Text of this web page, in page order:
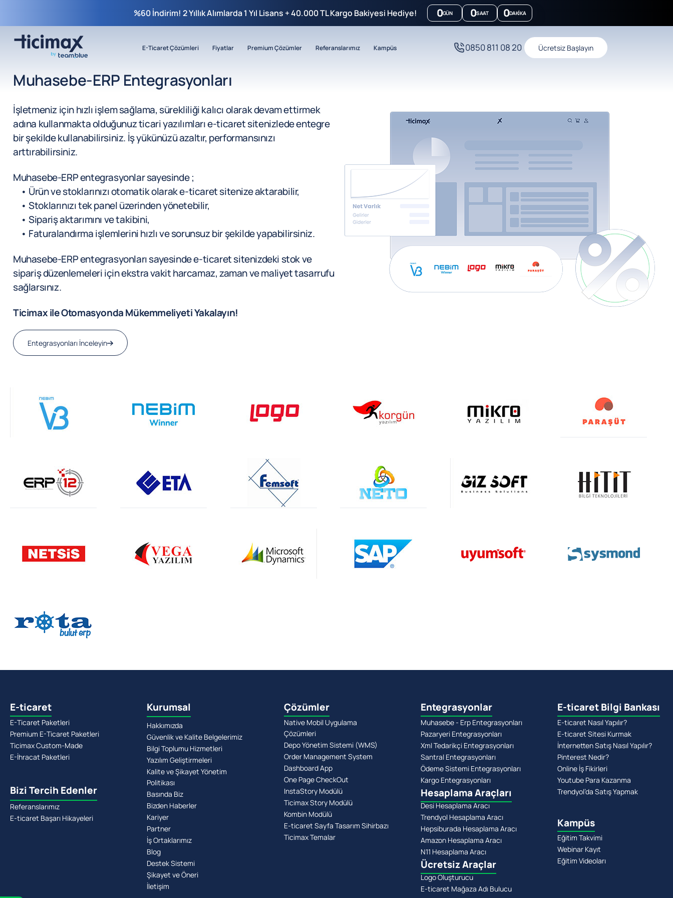
%60 İndirim! 2 Yıllık Alımlarda 1 Yıl Lisans + 40.000 TL Kargo Bakiyesi Hediye! 0GÜN 0SAAT 0DAKIKA
E-Ticaret Çözümleri Fiyatlar Premium Çözümler Referanslarımız Kampüs 0850 811 08 20 Ücretsiz Başlayın
Muhasebe-ERP Entegrasyonları
İşletmeniz için hızlı işlem sağlama, sürekliliği kalıcı olarak devam ettirmek
adına kullanmakta olduğunuz ticari yazılımları e-ticaret sitenizlede entegre
bir şekilde kullanabilirsiniz. İş yükünüzü azaltır, performansınızı
arttırabilirsiniz.
Muhasebe-ERP entegrasyonlar sayesinde ;
• Ürün ve stoklarınızı otomatik olarak e-ticaret sitenize aktarabilir,
• Stoklarınızı tek panel üzerinden yönetebilir,
• Sipariş aktarımını ve takibini,
• Faturalandırma işlemlerini hızlı ve sorunsuz bir şekilde yapabilirsiniz.
Muhasebe-ERP entegrasyonları sayesinde e-ticaret sitenizdeki stok ve
sipariş düzenlemeleri için ekstra vakit harcamaz, zaman ve maliyet tasarrufu
sağlarsınız.
Ticimax ile Otomasyonda Mükemmeliyeti Yakalayın!
Entegrasyonları İnceleyin
E-ticaret
E-Ticaret Paketleri
Premium E-Ticaret Paketleri
Ticimax Custom-Made
E-İhracat Paketleri
Bizi Tercih Edenler
Referanslarımız
E-ticaret Başarı Hikayeleri
Kurumsal
Hakkımızda
Güvenlik ve Kalite Belgelerimiz
Bilgi Toplumu Hizmetleri
Yazılım Geliştirmeleri
Kalite ve Şikayet Yönetim
Politikası
Basında Biz
Bizden Haberler
Kariyer
Partner
İş Ortaklarımız
Blog
Destek Sistemi
Şikayet ve Öneri
İletişim
Çözümler
Native Mobil Uygulama
Çözümleri
Depo Yönetim Sistemi (WMS)
Order Management System
Dashboard App
One Page CheckOut
InstaStory Modülü
Ticimax Story Modülü
Kombin Modülü
E-ticaret Sayfa Tasarım Sihirbazı
Ticimax Temalar
Entegrasyonlar
Muhasebe - Erp Entegrasyonları
Pazaryeri Entegrasyonları
Xml Tedarikçi Entegrasyonları
Santral Entegrasyonları
Ödeme Sistemi Entegrasyonları
Kargo Entegrasyonları
Hesaplama Araçları
Desi Hesaplama Aracı
Trendyol Hesaplama Aracı
Hepsiburada Hesaplama Aracı
Amazon Hesaplama Aracı
N11 Hesaplama Aracı
Ücretsiz Araçlar
Logo Oluşturucu
E-ticaret Mağaza Adı Bulucu
E-ticaret Bilgi Bankası
E-ticaret Nasıl Yapılır?
E-ticaret Sitesi Kurmak
İnternetten Satış Nasıl Yapılır?
Pinterest Nedir?
Online İş Fikirleri
Youtube Para Kazanma
Trendyol’da Satış Yapmak
Kampüs
Eğitim Takvimi
Webinar Kayıt
Eğitim Videoları